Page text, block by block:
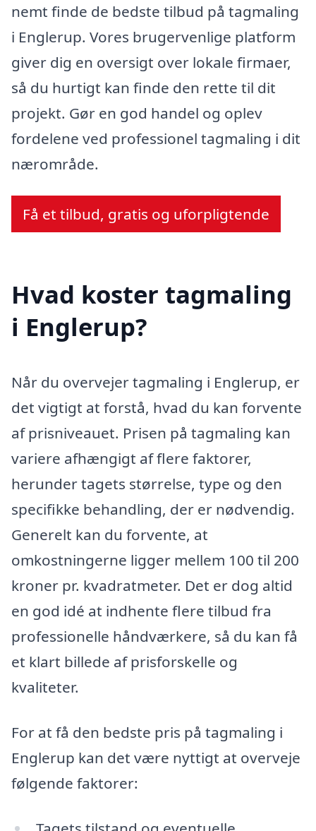
nemt finde de bedste tilbud på tagmaling
i Englerup. Vores brugervenlige platform
giver dig en oversigt over lokale firmaer,
så du hurtigt kan finde den rette til dit
projekt. Gør en god handel og oplev
fordelene ved professionel tagmaling i dit
nærområde.
Få et tilbud, gratis og uforpligtende
Hvad koster tagmaling
i Englerup?
Når du overvejer tagmaling i Englerup, er
det vigtigt at forstå, hvad du kan forvente
af prisniveauet. Prisen på tagmaling kan
variere afhængigt af flere faktorer,
herunder tagets størrelse, type og den
specifikke behandling, der er nødvendig.
Generelt kan du forvente, at
omkostningerne ligger mellem 100 til 200
kroner pr. kvadratmeter. Det er dog altid
en god idé at indhente flere tilbud fra
professionelle håndværkere, så du kan få
et klart billede af prisforskelle og
kvaliteter.
For at få den bedste pris på tagmaling i
Englerup kan det være nyttigt at overveje
følgende faktorer: